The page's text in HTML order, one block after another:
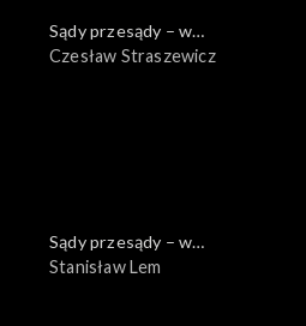
Sądy przesądy – w
powiększeniu
Czesław Straszewicz
Sądy przesądy – w
powiększeniu
Stanisław Lem